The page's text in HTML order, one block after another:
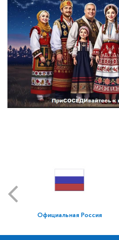
Официальная Россия